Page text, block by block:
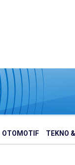
OTOMOTIF TEKNO